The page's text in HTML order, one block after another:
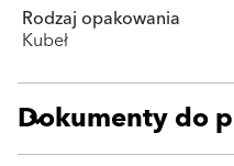
Rodzaj opakowania
Kubeł
Dokumenty do